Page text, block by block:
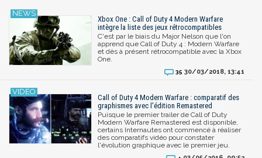
Xbox One : Call of Duty 4 Modern Warfare
intègre la liste des jeux rétrocompatibles
C'est par le biais du Major Nelson que l'on
apprend que Call of Duty 4 : Modern Warfare
et dès à présent rétrocompatible avec la Xbox
One.
35 30/03/2018, 13:41
Call of Duty 4 Modern Warfare : comparatif des
graphismes avec l'édition Remastered
Puisque le premier trailer de Call of Duty
Modern Warfare Remastered est disponible,
certains Internautes ont commencé à réaliser
des comparatifs vidéo pour constater
l'évolution graphique avec le premier jeu.